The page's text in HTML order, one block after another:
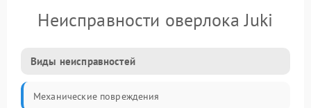
Неисправности оверлока Juki
Виды неисправностей
Механические повреждения